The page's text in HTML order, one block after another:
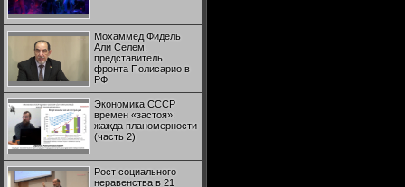
Мохаммед Фидель
Али Селем,
представитель
фронта Полисарио в
РФ
Экономика СССР
времен «застоя»:
жажда планомерности
(часть 2)
Рост социального
неравенства в 21